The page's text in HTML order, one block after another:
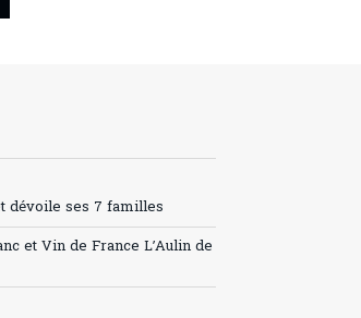
dévoile ses 7 familles
et Vin de France L’Aulin de